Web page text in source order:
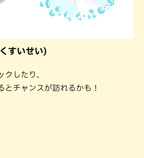
すいせい)
クしたり、
とチャンスが訪れるかも！